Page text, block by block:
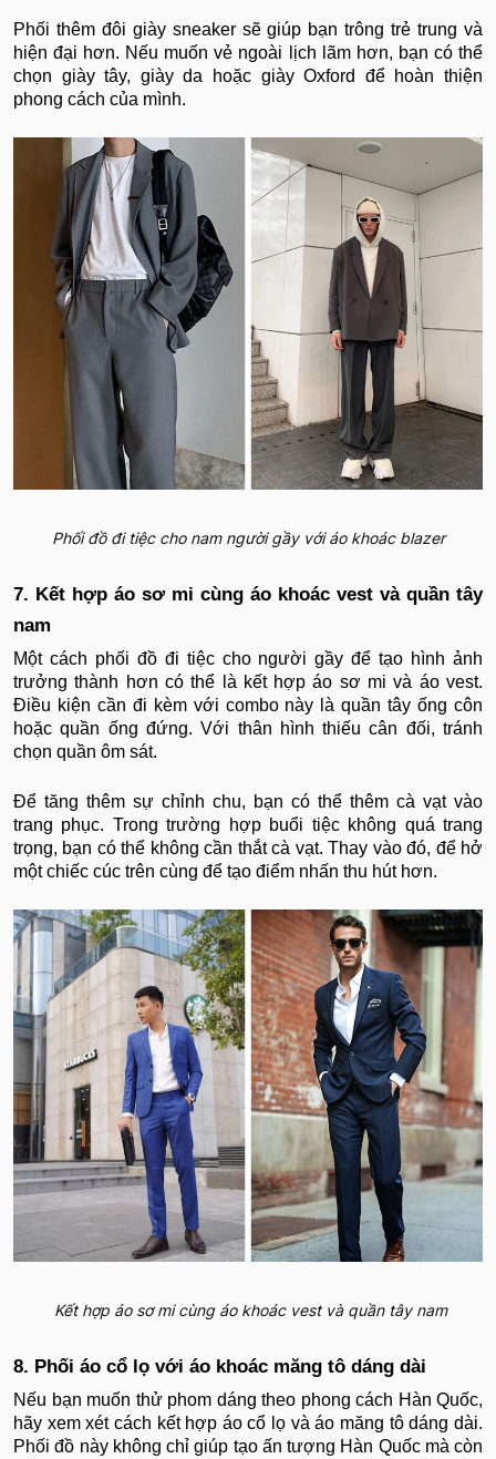
Phối thêm đôi giày sneaker sẽ giúp bạn trông trẻ trung và
hiện đại hơn. Nếu muốn vẻ ngoài lịch lãm hơn, bạn có thể
chọn giày tây, giày da hoặc giày Oxford để hoàn thiện
phong cách của mình.
Phối đồ đi tiệc cho nam người gầy với áo khoác blazer
7. Kết hợp áo sơ mi cùng áo khoác vest và quần tây
nam
Một cách phối đồ đi tiệc cho người gầy để tạo hình ảnh
trưởng thành hơn có thể là kết hợp áo sơ mi và áo vest.
Điều kiện cần đi kèm với combo này là quần tây ống côn
hoặc quần ống đứng. Với thân hình thiếu cân đối, tránh
chọn quần ôm sát.
Để tăng thêm sự chỉnh chu, bạn có thể thêm cà vạt vào
trang phục. Trong trường hợp buổi tiệc không quá trang
trọng, bạn có thể không cần thắt cà vạt. Thay vào đó, để hở
một chiếc cúc trên cùng để tạo điểm nhấn thu hút hơn.
Kết hợp áo sơ mi cùng áo khoác vest và quần tây nam
8. Phối áo cổ lọ với áo khoác măng tô dáng dài
Nếu bạn muốn thử phom dáng theo phong cách Hàn Quốc,
hãy xem xét cách kết hợp áo cổ lọ và áo măng tô dáng dài.
Phối đồ này không chỉ giúp tạo ấn tượng Hàn Quốc mà còn